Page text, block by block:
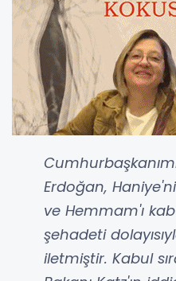
Erdoğan,
ve Hemmam'ı
şehadeti
iletmiştir. Kabul